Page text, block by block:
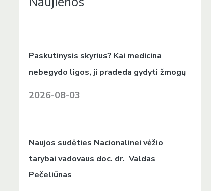
ą
Paskutinysis skyrius? Kai medicina
nebegydo ligos, ji pradeda gydyti žmogų
2026-08-03
Naujos sudėties Nacionalinei vėžio
tarybai vadovaus doc. dr. Valdas
Pečeliūnas